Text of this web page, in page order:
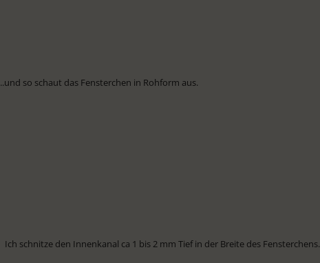
..und so schaut das Fensterchen in Rohform aus.
Ich schnitze den Innenkanal ca 1 bis 2 mm Tief in der Breite des Fensterchens.